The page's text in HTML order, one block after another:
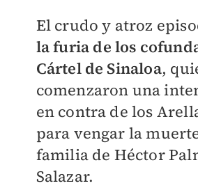
El crudo y atroz
la furia de los
Cártel de Sinaloa,
comenzaron una
en contra de los
para vengar la
familia de Héctor
Salazar.